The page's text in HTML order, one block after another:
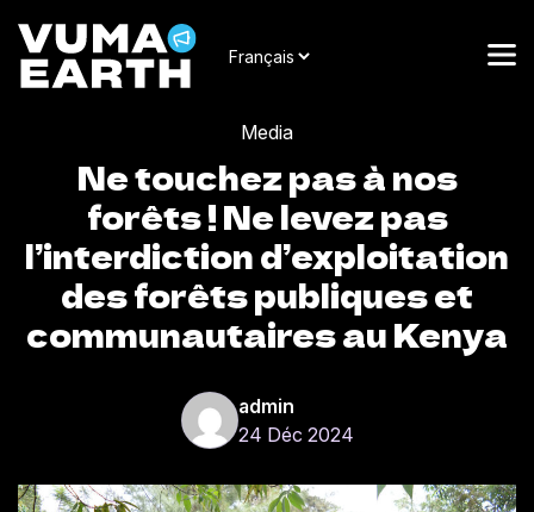
Media
Ne touchez pas à nos
forêts ! Ne levez pas
l’interdiction d’exploitation
des forêts publiques et
communautaires au Kenya
admin
24 Déc 2024